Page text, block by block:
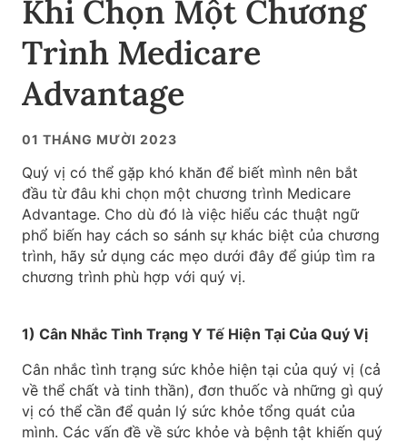
Khi Chọn Một Chương
Trình Medicare
Advantage
01 THÁNG MƯỜI 2023
Quý vị có thể gặp khó khăn để biết mình nên bắt
đầu từ đâu khi chọn một chương trình Medicare
Advantage. Cho dù đó là việc hiểu các thuật ngữ
phổ biến hay cách so sánh sự khác biệt của chương
trình, hãy sử dụng các mẹo dưới đây để giúp tìm ra
chương trình phù hợp với quý vị.
1) Cân Nhắc Tình Trạng Y Tế Hiện Tại Của Quý Vị
Cân nhắc tình trạng sức khỏe hiện tại của quý vị (cả
về thể chất và tinh thần), đơn thuốc và những gì quý
vị có thể cần để quản lý sức khỏe tổng quát của
mình. Các vấn đề về sức khỏe và bệnh tật khiến quý